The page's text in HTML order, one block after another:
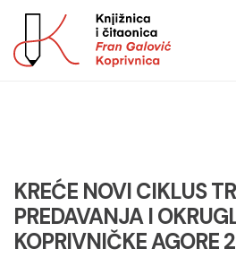
KREĆE NOVI CIKLUS
PREDAVANJA I
KOPRIVNIČKE AGORE